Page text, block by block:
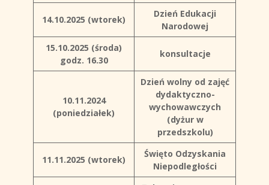
14.10.2025 (wtorek)
Dzień Edukacji
Narodowej
15.10.2025 (środa)
godz. 16.30
konsultacje
10.11.2024
(poniedziałek)
Dzień wolny od zajęć
dydaktyczno-
wychowawczych
(dyżur w
przedszkolu)
11.11.2025 (wtorek)
Święto Odzyskania
Niepodległości